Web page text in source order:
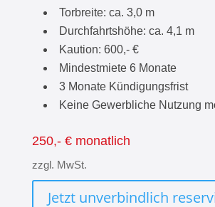
Torbreite: ca. 3,0 m
Durchfahrtshöhe: ca. 4,1 m
Kaution: 600,- €
Mindestmiete 6 Monate
3 Monate Kündigungsfrist
Keine Gewerbliche Nutzung
250,- € monatlich
zzgl. MwSt.
Jetzt unverbindlich